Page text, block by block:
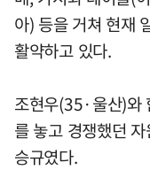
아) 등을 거쳐 현재
활약하고 있다.
조현우(35·울산)와
를 놓고 경쟁했던
승규였다.